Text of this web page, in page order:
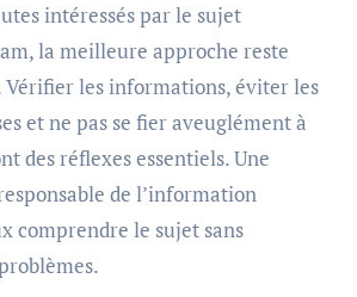
intéressés par le sujet
la meilleure approche reste
Vérifier les informations, éviter les
et ne pas se fier aveuglément à
des réflexes essentiels. Une
de l’information
comprendre le sujet sans